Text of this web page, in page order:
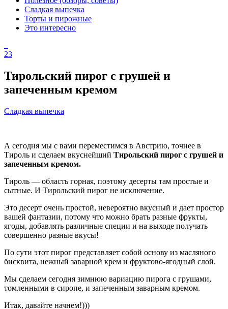
Сладкая выпечка
Торты и пирожные
Это интересно
23
Тирольский пирог с грушей и
запеченным кремом
Сладкая выпечка
А сегодня мы с вами переместимся в Австрию, точнее в
Тироль и сделаем вкуснейший Тирольский пирог с грушей и
запеченным кремом.
Тироль — область горная, поэтому десерты там простые и
сытные. И Тирольский пирог не исключение.
Это десерт очень простой, невероятно вкусный и дает простор
вашей фантазии, потому что можно брать разные фрукты,
ягоды, добавлять различные специи и на выходе получать
совершенно разные вкусы!
По сути этот пирог представляет собой основу из масляного
бисквита, нежный заварной крем и фруктово-ягодный слой.
Мы сделаем сегодня зимнюю вариацию пирога с грушами,
томленными в сиропе, и запеченным заварным кремом.
Итак, давайте начнем!)))